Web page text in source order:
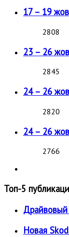
17 – 19
2808
23 – 26
2845
24 – 26
2820
24 – 26
2766
Топ-5
Драйвовый
Новая